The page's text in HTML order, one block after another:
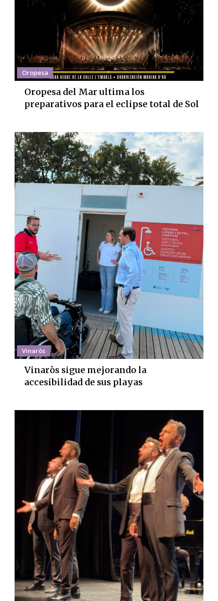
Oropesa
Oropesa del Mar ultima los
preparativos para el eclipse total de Sol
Vinaròs
Vinaròs sigue mejorando la
accesibilidad de sus playas